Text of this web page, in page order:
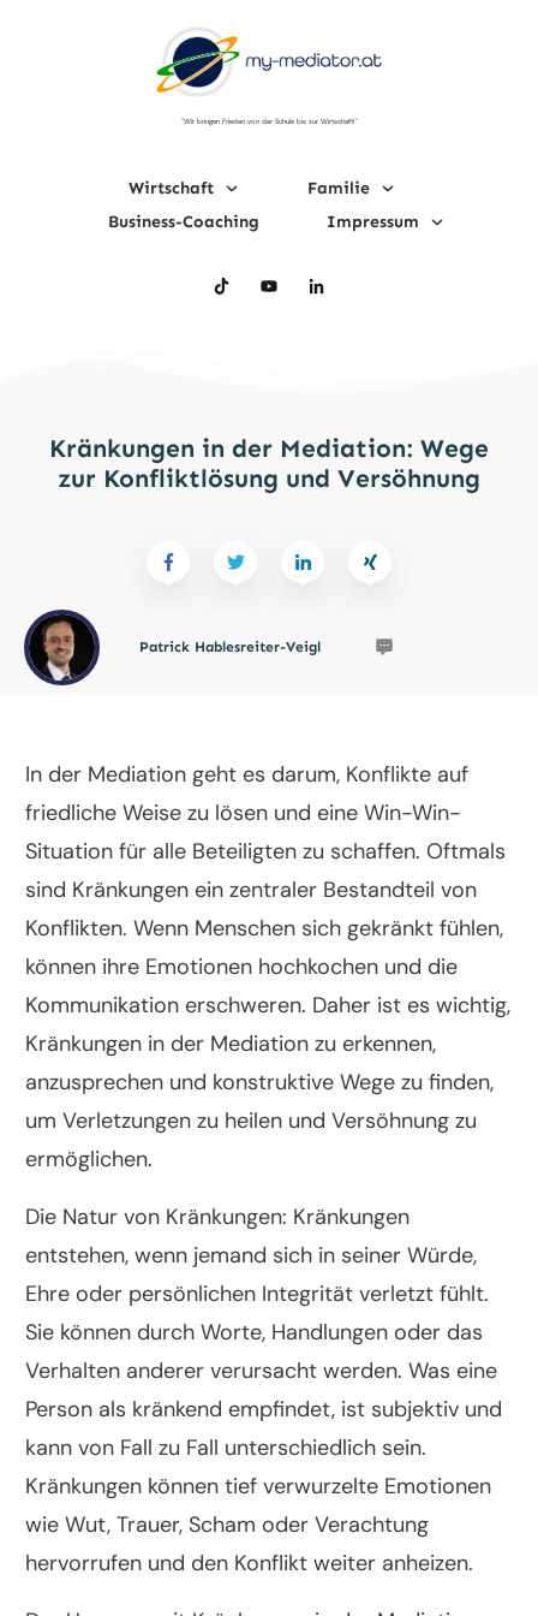
"Wir bringen Frieden von der Schule bis zur Wirtschaft!"
Wirtschaft
Familie
Business-Coaching
Impressum
Kränkungen in der Mediation: Wege
zur Konfliktlösung und Versöhnung
Patrick Hablesreiter-Veigl
In der Mediation geht es darum, Konflikte auf
friedliche Weise zu lösen und eine Win-Win-
Situation für alle Beteiligten zu schaffen. Oftmals
sind Kränkungen ein zentraler Bestandteil von
Konflikten. Wenn Menschen sich gekränkt fühlen,
können ihre Emotionen hochkochen und die
Kommunikation erschweren. Daher ist es wichtig,
Kränkungen in der Mediation zu erkennen,
anzusprechen und konstruktive Wege zu finden,
um Verletzungen zu heilen und Versöhnung zu
ermöglichen.
Die Natur von Kränkungen: Kränkungen
entstehen, wenn jemand sich in seiner Würde,
Ehre oder persönlichen Integrität verletzt fühlt.
Sie können durch Worte, Handlungen oder das
Verhalten anderer verursacht werden. Was eine
Person als kränkend empfindet, ist subjektiv und
kann von Fall zu Fall unterschiedlich sein.
Kränkungen können tief verwurzelte Emotionen
wie Wut, Trauer, Scham oder Verachtung
hervorrufen und den Konflikt weiter anheizen.